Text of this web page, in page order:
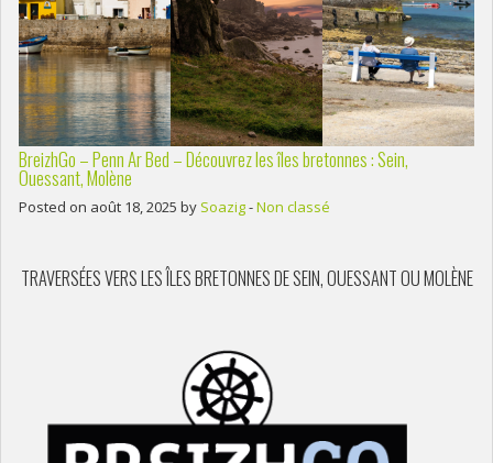
BreizhGo – Penn Ar Bed – Découvrez les îles bretonnes : Sein,
Ouessant, Molène
Posted on août 18, 2025 by Soazig-Non classé
TRAVERSÉES VERS LES ÎLES BRETONNES DE SEIN, OUESSANT OU MOLÈNE